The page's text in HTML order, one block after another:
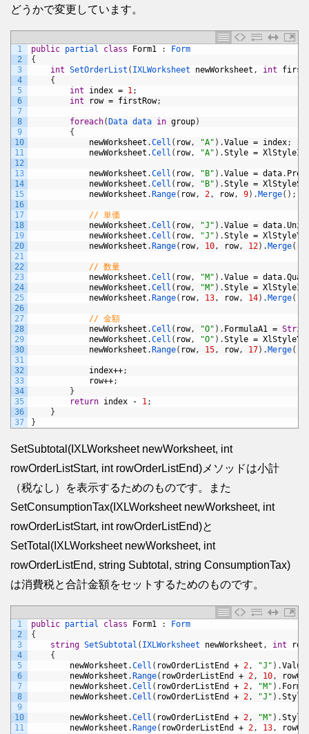
どうかで変更しています。
1
2
3
4
5
6
7
8
9
10
11
12
13
14
15
16
17
18
19
20
21
22
23
24
25
26
27
28
29
30
31
32
33
34
35
36
37
public partial class Form1 :
Form
{
int SetOrderList ( IXLWorksheet newWorksheet , int
{
int
index = 1;
int
row = firstRow;
foreach( Data data in group)
{
newWorksheet .Cell ( row, "A" ) .Value = index;
newWorksheet .Cell ( row, "A" ) .Style =
newWorksheet .Cell ( row, "B" ) .Value = data.
newWorksheet .Cell ( row, "B" ) .Style =
newWorksheet . Range( row, 2, row, 9) . Merge( ) ;
// 単価
newWorksheet .Cell ( row, "J" ) .Value = data.
newWorksheet .Cell ( row, "J" ) .Style =
newWorksheet . Range( row, 10, row, 12) . Merge(
// 数量
newWorksheet .Cell ( row, "M" ) .Value = data.
newWorksheet .Cell ( row, "M" ) .Style =
newWorksheet . Range( row, 13, row, 14) . Merge(
// 金額
newWorksheet .Cell ( row, "O" ) . FormulaA1 =
newWorksheet .Cell ( row, "O" ) .Style =
newWorksheet . Range( row, 15, row, 17) . Merge(
index++;
row++;
}
return index - 1;
}
}
SetSubtotal(IXLWorksheet newWorksheet, int
rowOrderListStart, int rowOrderListEnd)メソッドは小計
（税なし）を表示するためのものです。また
SetConsumptionTax(IXLWorksheet newWorksheet, int
rowOrderListStart, int rowOrderListEnd)と
SetTotal(IXLWorksheet newWorksheet, int
rowOrderListEnd, string Subtotal, string ConsumptionTax)
は消費税と合計金額をセットするためのものです。
1
2
3
4
5
6
7
8
9
10
11
public partial class Form1 :
Form
{
string SetSubtotal ( IXLWorksheet newWorksheet , int
{
newWorksheet .Cell ( rowOrderListEnd + 2, "J" ) .Value
newWorksheet . Range( rowOrderListEnd + 2, 10,
newWorksheet .Cell ( rowOrderListEnd + 2, "M" ) .
newWorksheet .Cell ( rowOrderListEnd + 2, "J" ) .Style
newWorksheet .Cell ( rowOrderListEnd + 2, "M" ) .Style
newWorksheet . Range( rowOrderListEnd + 2, 13,